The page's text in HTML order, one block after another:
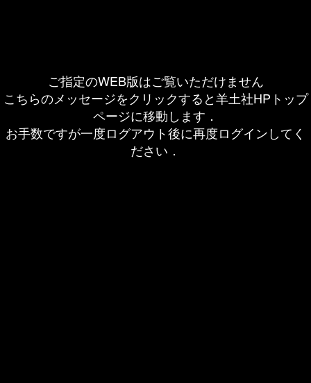
ご指定のWEB版はご覧いただけません
こちらのメッセージをクリックすると羊土社HPトップ
ページに移動します．
お手数ですが一度ログアウト後に再度ログインしてく
ださい．